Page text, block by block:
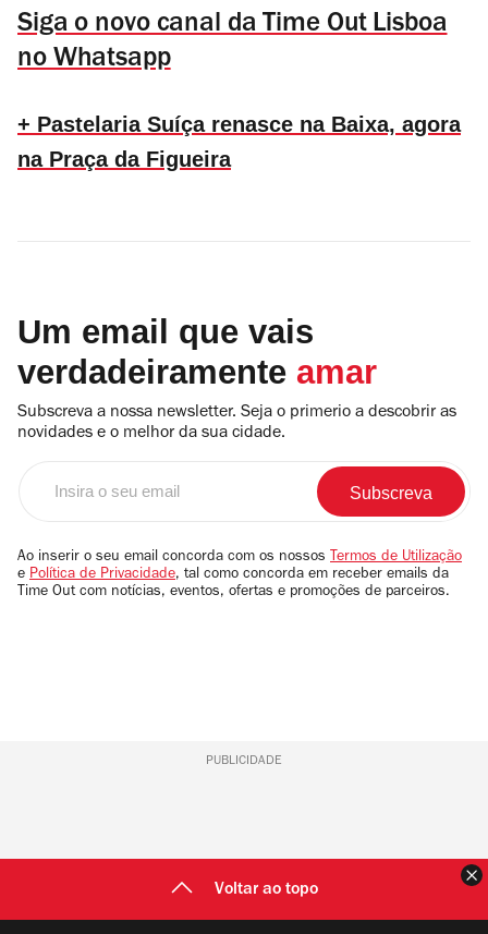
Siga o novo canal da Time Out Lisboa
no Whatsapp
+ Pastelaria Suíça renasce na Baixa, agora
na Praça da Figueira
Um email que vais
verdadeiramente amar
Subscreva a nossa newsletter. Seja o primerio a descobrir as
novidades e o melhor da sua cidade.
email
Ao inserir o seu email concorda com os nossos Termos de Utilização
e Política de Privacidade, tal como concorda em receber emails da
Time Out com notícias, eventos, ofertas e promoções de parceiros.
PUBLICIDADE
Voltar ao topo